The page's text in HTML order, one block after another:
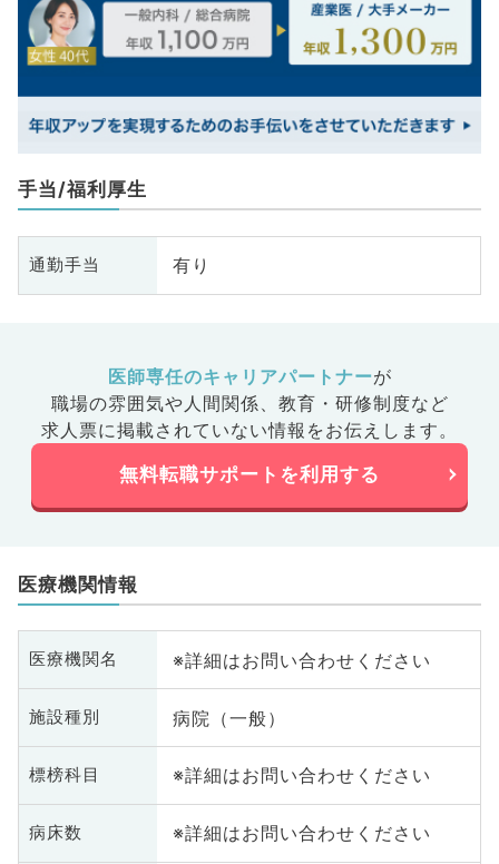
手当/福利厚生
通勤手当 有り
医師専任のキャリアパートナーが
職場の雰囲気や人間関係、 教育・研修制度など
求人票に掲載されていない情報をお伝えします。
無料転職サポートを利用する
医療機関情報
医療機関名 ※詳細はお問い合わせください
施設種別 病院（一般）
標榜科目 ※詳細はお問い合わせください
病床数 ※詳細はお問い合わせください